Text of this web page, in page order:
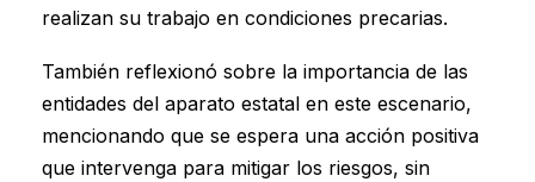
realizan su trabajo en condiciones precarias.
También reflexionó sobre la importancia de las
entidades del aparato estatal en este escenario,
mencionando que se espera una acción positiva
que intervenga para mitigar los riesgos, sin